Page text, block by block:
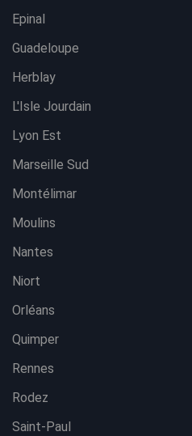
Epinal
Guadeloupe
Herblay
L'Isle Jourdain
Lyon Est
Marseille Sud
Montélimar
Moulins
Nantes
Niort
Orléans
Quimper
Rennes
Rodez
Saint-Paul